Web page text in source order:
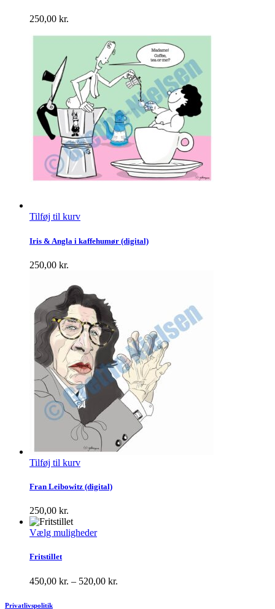
250,00 kr.
Tilføj til kurv
Iris & Angla i kaffehumør (digital)
250,00 kr.
Tilføj til kurv
Fran Leibowitz (digital)
250,00 kr.
Vælg mulighederDette
varianter.
Mulighederne
Fritstillet
450,00 kr. – 520,00 kr.
Privatlivspolitik